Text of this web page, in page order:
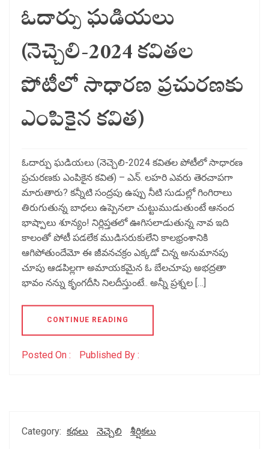
ఓదార్పు ఘడియలు
(నెచ్చెలి-2024 కవితల
పోటీలో సాధారణ ప్రచురణకు
ఎంపికైన కవిత)
ఓదార్పు ఘడియలు (నెచ్చెలి-2024 కవితల పోటీలో సాధారణ
ప్రచురణకు ఎంపికైన కవిత) – ఎన్. లహరి ఎవరు తెరచాపగా
మారుతారు? కన్నీటి సంద్రపు ఉప్పు నీటి సుడుల్లో గింగిరాలు
తిరుగుతున్న బాధలు ఉప్పెనలా చుట్టుముడుతుంటే ఆనంద
భాష్పాలు శూన్యం! నిర్లిప్తతలో ఊగిసలాడుతున్న నావ ఇది
కాలంతో పోటీ పడలేక ముడిసరుకులేని కాలభ్రంశానికి
ఆగిపోతుందేమో ఈ జీవనచక్రం ఎక్కడో చిన్న అనుమానపు
చూపు ఆడపిల్లగా అమాయకమైన ఓ బేలచూపు అభద్రతా
భావం నన్ను కృంగదీసి నిలదీస్తుంటే.. అన్నీ ప్రశ్నల […]
CONTINUE READING
Posted On : Published By :
Category: కథలు నెచ్చెలి శీర్షికలు